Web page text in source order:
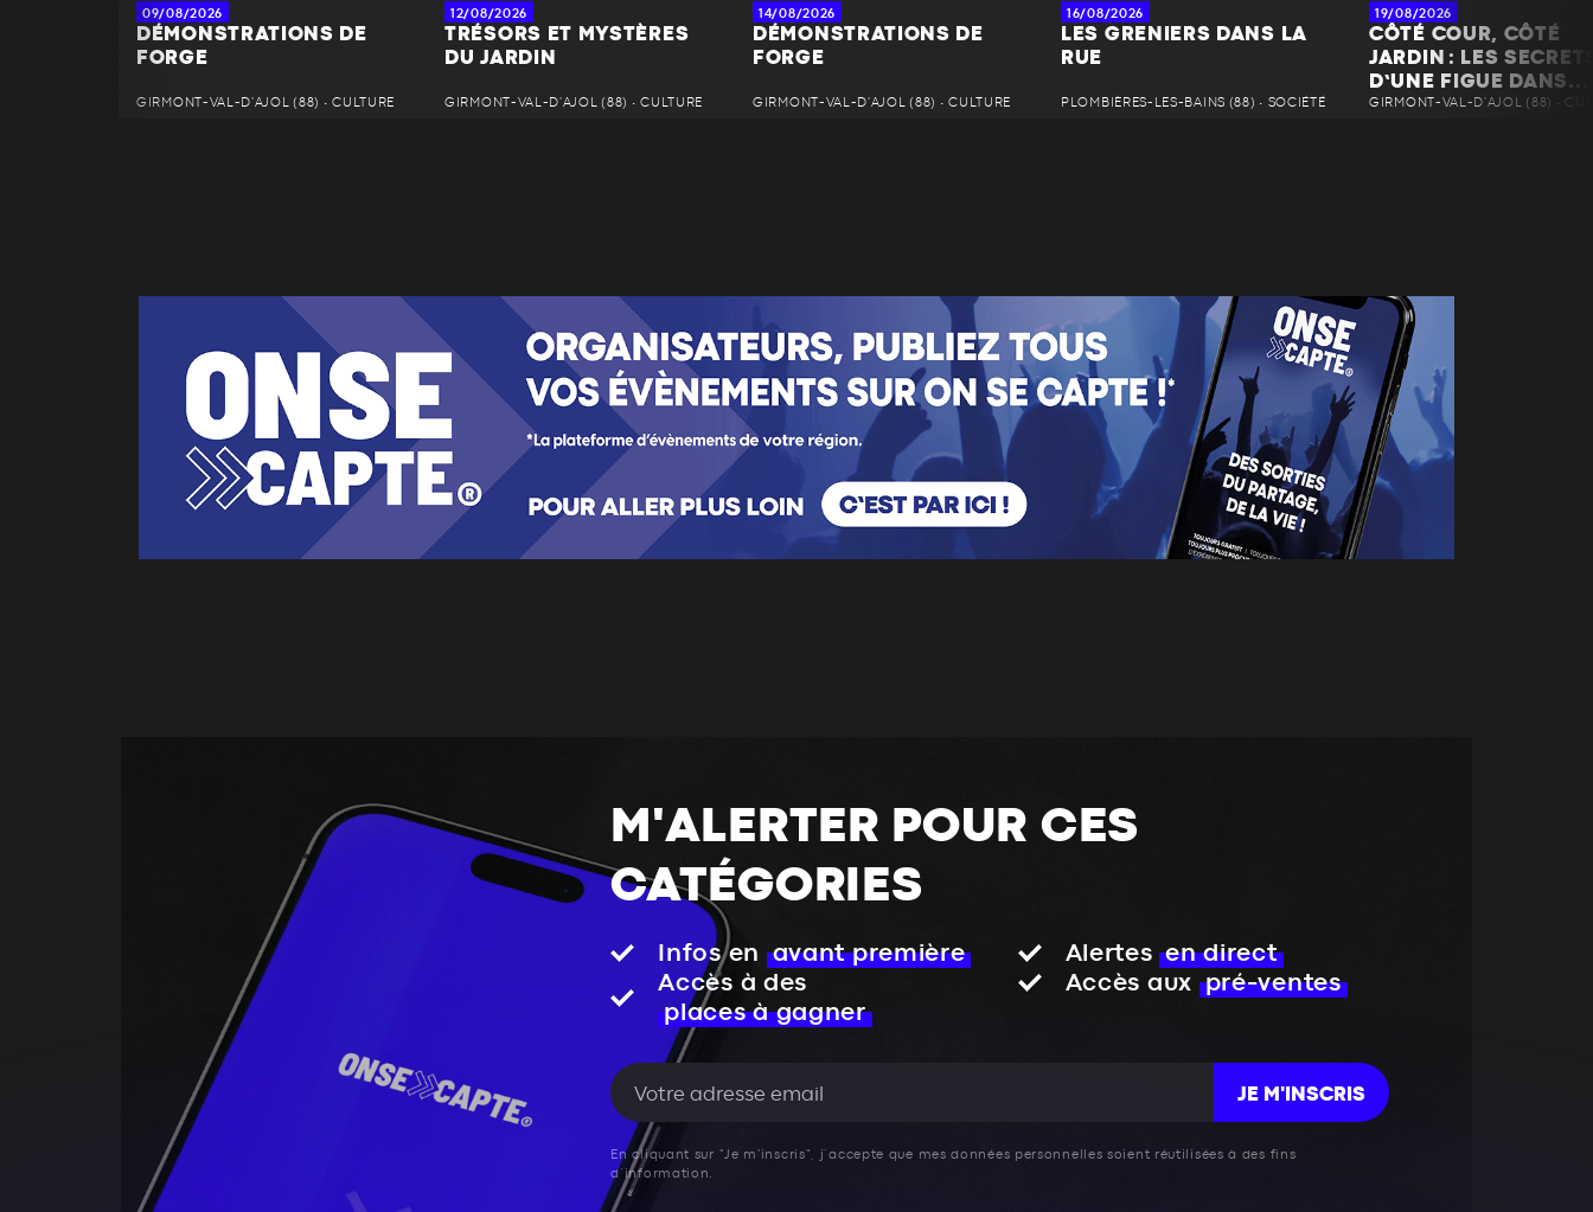
09/08/2026
DÉMONSTRATIONS DE
FORGE
GIRMONT-VAL-D'AJOL (88) • CULTURE
12/08/2026
TRÉSORS ET MYSTÈRES
DU JARDIN
GIRMONT-VAL-D'AJOL (88) • CULTURE
14/08/2026
DÉMONSTRATIONS DE
FORGE
GIRMONT-VAL-D'AJOL (88) • CULTURE
16/08/2026
LES GRENIERS DANS LA
RUE
PLOMBIÈRES-LES-BAINS (88) • SOCIÉTÉ
19/08/2026
CÔTÉ COUR, CÔTÉ
JARDIN : LES
D’UNE FIGUE DANS...
GIRMONT-VAL-D'AJOL (88) •
M'ALERTER POUR CES
CATÉGORIES
Infos en avant première Alertes en direct
Accès à des
places à gagner
Accès aux pré-ventes
JE M'INSCRIS
En cliquant sur "Je m'inscris", j’accepte que mes données personnelles soient réutilisées à des fins
d’information.